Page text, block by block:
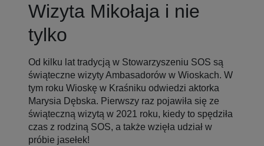
Wizyta Mikołaja i nie
tylko
Od kilku lat tradycją w Stowarzyszeniu SOS są
świąteczne wizyty Ambasadorów w Wioskach. W
tym roku Wioskę w Kraśniku odwiedzi aktorka
Marysia Dębska. Pierwszy raz pojawiła się ze
świąteczną wizytą w 2021 roku, kiedy to spędziła
czas z rodziną SOS, a także wzięła udział w
próbie jasełek!